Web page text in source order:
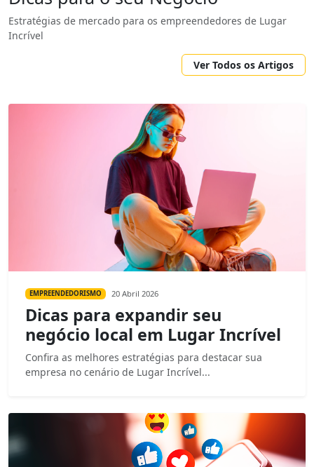
Estratégias de mercado para os empreendedores de Lugar
Incrível
Ver Todos os Artigos
EMPREENDEDORISMO 20 Abril 2026
Dicas para expandir seu
negócio local em Lugar Incrível
Confira as melhores estratégias para destacar sua
empresa no cenário de Lugar Incrível...